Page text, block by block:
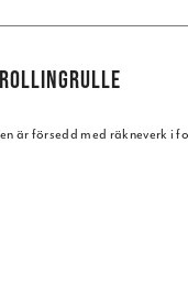
är försedd med räkneverk